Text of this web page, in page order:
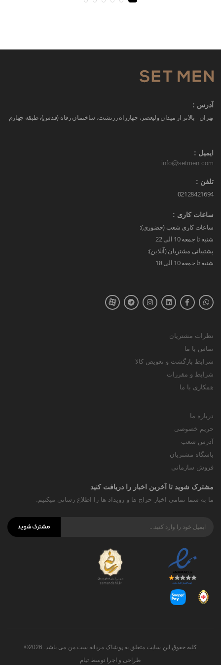
آدرس :
تهران - بالاتر از میدان ولیعصر، چهارراه زرتشت، ساختمان رفاه (قدس)، طبقه چهارم
ایمیل :
info@setmen.com
تلفن :
02128421694
ساعات کاری :
ساعات کاری شعب (حضوری):
شنبه تا جمعه 10 الی 22
پشتیبانی مشتریان (آنلاین):
شنبه تا جمعه 10 الی 18
نظرات مشتریان
تماس با ما
شرایط بازگشت و تعویض کالا
شرایط و مقررات
همکاری با ما
درباره ما
حریم خصوصی
آدرس شعب
باشگاه مشتریان
فروش سازمانی
مشترک شوید تا آخرین اخبار را دریافت کنید
ما به شما تمامی اخبار حراج ها و رویداد ها را اطلاع رسانی میکنیم.
مشترک شوید
کلیه حقوق این سایت متعلق به پوشاک مردانه ست من می باشد. 2026©
طراحی و اجرا توسط تیام